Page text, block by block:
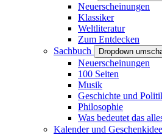
Neuerscheinungen
Klassiker
Weltliteratur
Zum Entdecken
Sachbuch
Dropdown
Neuerscheinungen
100 Seiten
Musik
Geschichte und
Philosophie
Was bedeutet das
Kalender und